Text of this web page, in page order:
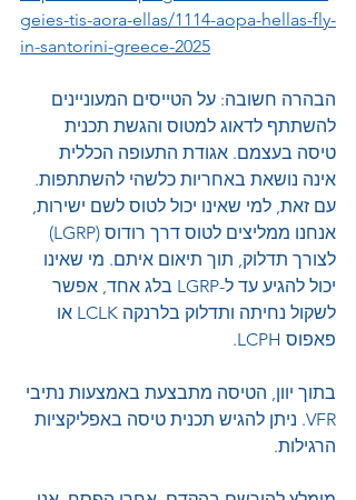
geies-tis-aora-ellas/1114-aopa-hellas-fly-
in-santorini-greece-2025
הבהרה חשובה: על הטייסים המעוניינים
להשתתף לדאוג למטוס והגשת תכנית
טיסה בעצמם. אגודת התעופה הכללית
אינה נושאת באחריות כלשהי להשתתפות.
עם זאת, למי שאינו יכול לטוס לשם ישירות,
אנחנו ממליצים לטוס דרך רודוס (LGRP)
לצורך תדלוק, תוך תיאום איתם. מי שאינו
יכול להגיע עד ל-LGRP בלג אחד, אפשר
לשקול נחיתה ותדלוק בלרנקה LCLK או
פאפוס LCPH.
בתוך יוון, הטיסה מתבצעת באמצעות נתיבי
VFR. ניתן להגיש תכנית טיסה באפליקציות
הרגילות.